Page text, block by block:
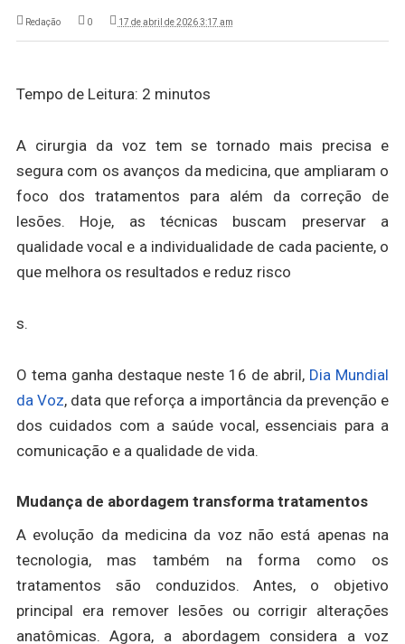
Redação 0 17 de abril de 2026 3:17 am
Tempo de Leitura: 2 minutos
A cirurgia da voz tem se tornado mais precisa e
segura com os avanços da medicina, que ampliaram o
foco dos tratamentos para além da correção de
lesões. Hoje, as técnicas buscam preservar a
qualidade vocal e a individualidade de cada paciente, o
que melhora os resultados e reduz risco
s.
O tema ganha destaque neste 16 de abril, Dia Mundial
da Voz, data que reforça a importância da prevenção e
dos cuidados com a saúde vocal, essenciais para a
comunicação e a qualidade de vida.
Mudança de abordagem transforma tratamentos
A evolução da medicina da voz não está apenas na
tecnologia, mas também na forma como os
tratamentos são conduzidos. Antes, o objetivo
principal era remover lesões ou corrigir alterações
anatômicas. Agora, a abordagem considera a voz